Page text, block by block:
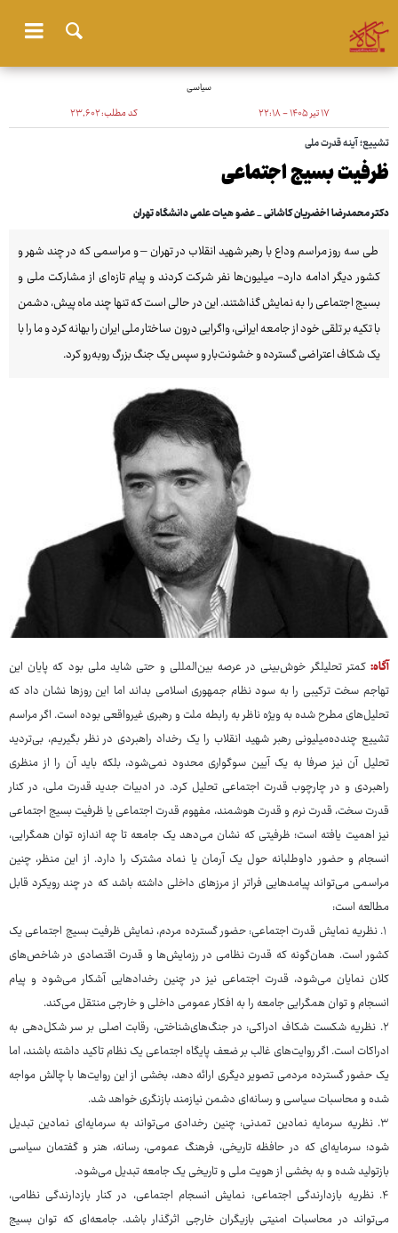
سیاسی
۱۷ تیر ۱۴۰۵ - ۲۲:۱۸ کد مطلب:۲۳٬۶۰۲
تشییع؛ آینه قدرت ملی
ظرفیت بسیج اجتماعی
دکتر محمدرضا اخضریان کاشانی _ عضو هیات علمی دانشگاه تهران
طی سه روز مراسم وداع با رهبر شهید انقلاب در تهران – و مراسمی که در چند شهر و
کشور دیگر ادامه دارد- میلیون‌ها نفر شرکت کردند و پیام تازه‌ای از مشارکت ملی و
بسیج اجتماعی را به نمایش گذاشتند. این در حالی است که تنها چند ماه پیش، دشمن
با تکیه بر تلقی خود از جامعه ایرانی، واگرایی درون ساختار ملی ایران را بهانه کرد و ما را با
یک شکاف اعتراضی گسترده و خشونت‌بار و سپس یک جنگ بزرگ روبه‌رو کرد.
آگاه: کمتر تحلیلگر خوش‌بینی در عرصه بین‌المللی و حتی شاید ملی بود که پایان این
تهاجم سخت ترکیبی را به سود نظام جمهوری اسلامی بداند اما این روزها نشان داد که
تحلیل‌های مطرح شده به ویژه ناظر به رابطه ملت و رهبری غیرواقعی بوده است. اگر مراسم
تشییع چندده‌میلیونی رهبر شهید انقلاب را یک رخداد راهبردی در نظر بگیریم، بی‌تردید
تحلیل آن نیز صرفا به یک آیین سوگواری محدود نمی‌شود، بلکه باید آن را از منظری
راهبردی و در چارچوب قدرت اجتماعی تحلیل کرد. در ادبیات جدید قدرت ملی، در کنار
قدرت سخت، قدرت نرم و قدرت هوشمند، مفهوم قدرت اجتماعی یا ظرفیت بسیج اجتماعی
نیز اهمیت یافته است؛ ظرفیتی که نشان می‌دهد یک جامعه تا چه اندازه توان همگرایی،
انسجام و حضور داوطلبانه حول یک آرمان یا نماد مشترک را دارد. از این منظر، چنین
مراسمی می‌تواند پیامدهایی فراتر از مرزهای داخلی داشته باشد که در چند رویکرد قابل
مطالعه است:
۱. نظریه نمایش قدرت اجتماعی: حضور گسترده مردم، نمایش ظرفیت بسیج اجتماعی یک
کشور است. همان‌گونه که قدرت نظامی در رزمایش‌ها و قدرت اقتصادی در شاخص‌های
کلان نمایان می‌شود، قدرت اجتماعی نیز در چنین رخدادهایی آشکار می‌شود و پیام
انسجام و توان همگرایی جامعه را به افکار عمومی داخلی و خارجی منتقل می‌کند.
۲. نظریه شکست شکاف ادراکی: در جنگ‌های‌شناختی، رقابت اصلی بر سر شکل‌دهی به
ادراکات است. اگر روایت‌های غالب بر ضعف پایگاه اجتماعی یک نظام تاکید داشته باشند، اما
یک حضور گسترده مردمی تصویر دیگری ارائه دهد، بخشی از این روایت‌ها با چالش مواجه
شده و محاسبات سیاسی و رسانه‌ای دشمن نیازمند بازنگری خواهد شد.
۳. نظریه سرمایه نمادین تمدنی: چنین رخدادی می‌تواند به سرمایه‌ای نمادین تبدیل
شود؛ سرمایه‌ای که در حافظه تاریخی، فرهنگ عمومی، رسانه، هنر و گفتمان سیاسی
بازتولید شده و به بخشی از هویت ملی و تاریخی یک جامعه تبدیل می‌شود.
۴. نظریه بازدارندگی اجتماعی: نمایش انسجام اجتماعی، در کنار بازدارندگی نظامی،
می‌تواند در محاسبات امنیتی بازیگران خارجی اثرگذار باشد. جامعه‌ای که توان بسیج